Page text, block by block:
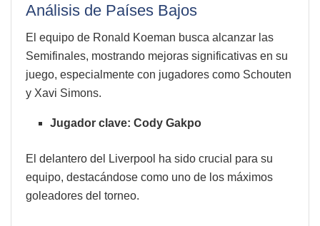
Análisis de Países Bajos
El equipo de Ronald Koeman busca alcanzar las
Semifinales, mostrando mejoras significativas en su
juego, especialmente con jugadores como Schouten
y Xavi Simons.
Jugador clave: Cody Gakpo
El delantero del Liverpool ha sido crucial para su
equipo, destacándose como uno de los máximos
goleadores del torneo.